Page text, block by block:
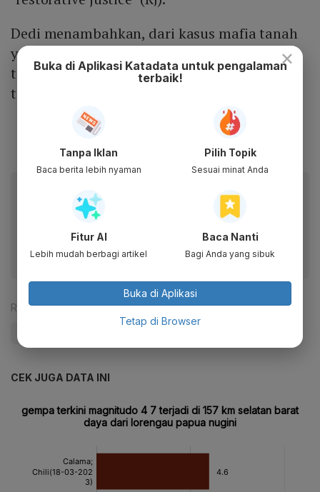
Dedi menambahkan, dari kasus mafia tanah
yang ditangani, penyidik Bareskrim Polri
telah menetapkan 61 orang sebagai
tersangka dalam perkara tersebut.
Dapatkan pengalaman membaca lebih nyaman dan nikmati
Reporter: Rezza Aji Pratama
CEK JUGA DATA INI
×
Buka di Aplikasi Katadata untuk pengalaman
terbaik!
Tanpa Iklan
Baca berita lebih nyaman
Pilih Topik
Sesuai minat Anda
Fitur AI
Lebih mudah berbagi artikel
Baca Nanti
Bagi Anda yang sibuk
Buka di Aplikasi
Tetap di Browser